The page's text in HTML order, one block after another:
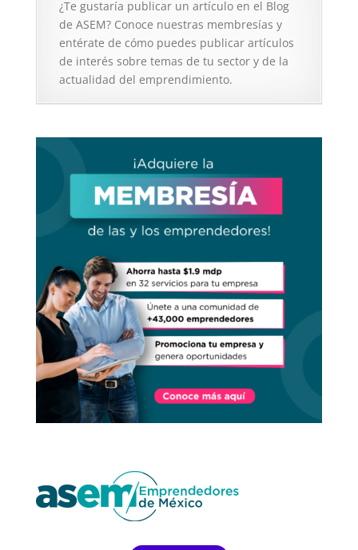
¿Te gustaría publicar un artículo en el Blog
de ASEM? Conoce nuestras membresías y
entérate de cómo puedes publicar artículos
de interés sobre temas de tu sector y de la
actualidad del emprendimiento.